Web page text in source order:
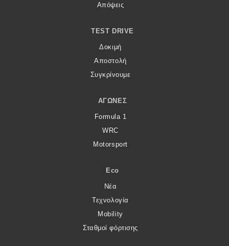
Απόψεις
TEST DRIVE
Δοκιμή
Αποστολή
Συγκρίνουμε
ΑΓΏΝΕΣ
Formula 1
WRC
Motorsport
Eco
Νέα
Τεχνολογία
Mobility
Σταθμοί φόρτισης